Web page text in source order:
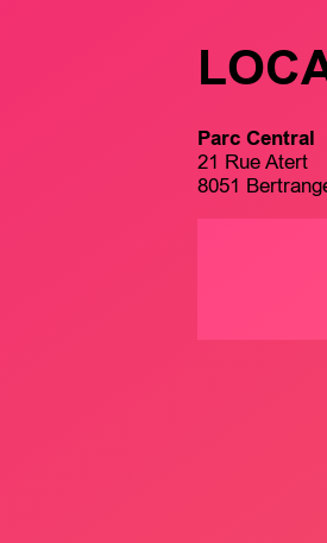
Parc Central
21 Rue Atert
8051